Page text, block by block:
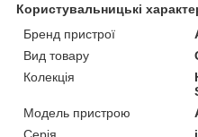
Користувальницькі
Бренд пристрої
Вид товару
Колекція
Модель пристрою
Серія